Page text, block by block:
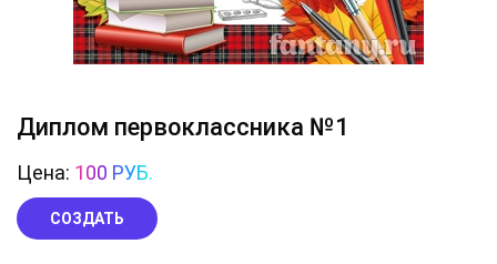
Диплом первоклассника №1
Цена: 100 РУБ.
СОЗДАТЬ